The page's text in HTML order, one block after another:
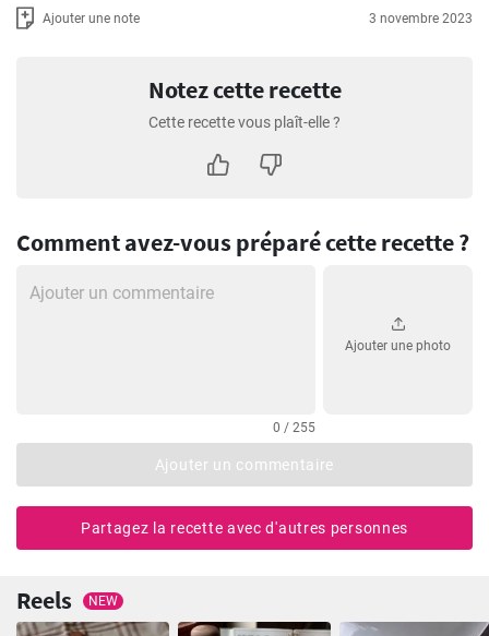
Ajouter une note 3 novembre 2023
Notez cette recette
Cette recette vous plaît-elle ?
Comment avez-vous préparé cette recette ?
0 / 255
Ajouter une photo
Ajouter un commentaire
Partagez la recette avec d'autres personnes
Reels NEW